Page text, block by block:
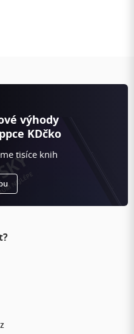
výhody
KDčko
tisíce knih